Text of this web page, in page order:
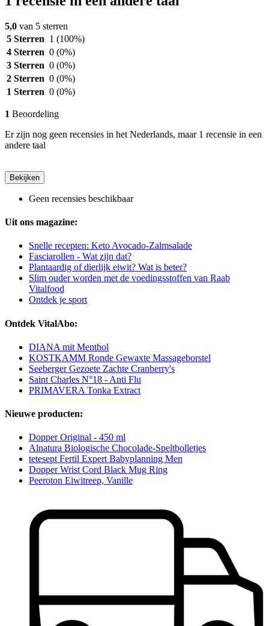
5,0 van 5 sterren
5 Sterren 1 (100%)
4 Sterren 0 (0%)
3 Sterren 0 (0%)
2 Sterren 0 (0%)
1 Sterren 0 (0%)
1 Beoordeling
Er zijn nog geen recensies in het Nederlands, maar 1 recensie in een
andere taal
Bekijken
Geen recensies beschikbaar
Uit ons magazine:
Snelle recepten: Keto Avocado-Zalmsalade
Fasciarollen - Wat zijn dat?
Plantaardig of dierlijk eiwit? Wat is beter?
Slim ouder worden met de voedingsstoffen van Raab
Vitalfood
Ontdek je sport
Ontdek VitalAbo:
DIANA mit Menthol
KOSTKAMM Ronde Gewaxte Massageborstel
Seeberger Gezoete Zachte Cranberry's
Saint Charles N°18 - Anti Flu
PRIMAVERA Tonka Extract
Nieuwe producten:
Dopper Original - 450 ml
Alnatura Biologische Chocolade-Speltbolletjes
tetesept Fertil Expert Babyplanning Men
Dopper Wrist Cord Black Mug Ring
Peeroton Eiwitreep, Vanille